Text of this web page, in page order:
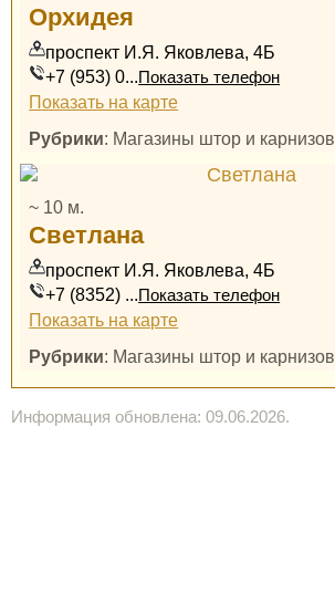
Орхидея
проспект И.Я. Яковлева, 4Б
+7 (953) 0...Показать телефон
Показать на карте
Рубрики: Магазины штор и карнизов
~ 10 м.
Светлана
проспект И.Я. Яковлева, 4Б
+7 (8352) ...Показать телефон
Показать на карте
Рубрики: Магазины штор и карнизов
Информация обновлена: 09.06.2026.